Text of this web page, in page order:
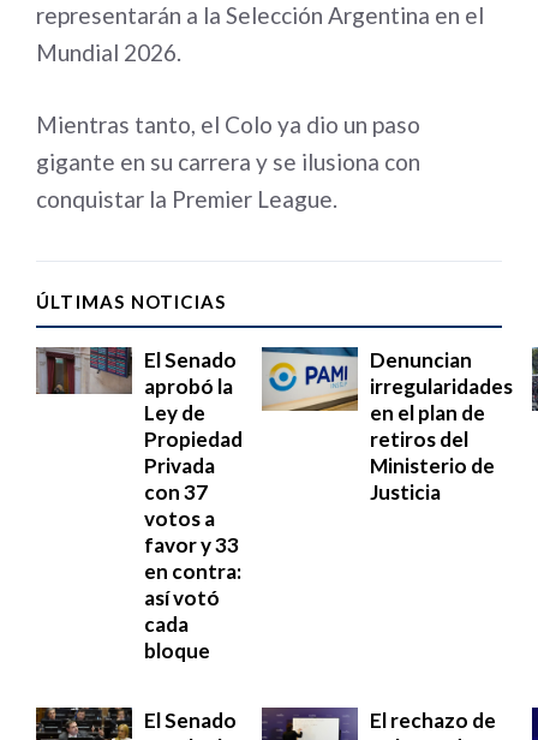
representarán a la Selección Argentina en el
Mundial 2026.
Mientras tanto, el Colo ya dio un paso
gigante en su carrera y se ilusiona con
conquistar la Premier League.
ÚLTIMAS NOTICIAS
El Senado
aprobó la
Ley de
Propiedad
Privada
con 37
votos a
favor y 33
en contra:
así votó
cada
bloque
Denuncian
irregularidades
en el plan de
retiros del
Ministerio de
Justicia
El Senado
El rechazo de